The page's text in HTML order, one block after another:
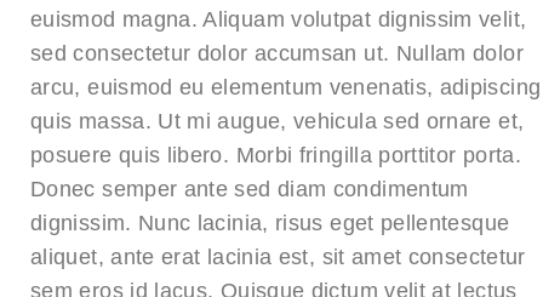
euismod magna. Aliquam volutpat dignissim velit,
sed consectetur dolor accumsan ut. Nullam dolor
arcu, euismod eu elementum venenatis, adipiscing
quis massa. Ut mi augue, vehicula sed ornare et,
posuere quis libero. Morbi fringilla porttitor porta.
Donec semper ante sed diam condimentum
dignissim. Nunc lacinia, risus eget pellentesque
aliquet, ante erat lacinia est, sit amet consectetur
sem eros id lacus. Quisque dictum velit at lectus